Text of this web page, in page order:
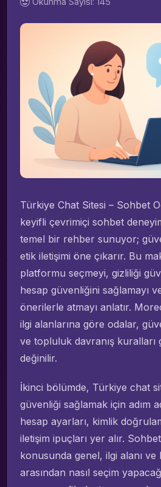
Türkiye Chat Sitesi – Sohbet
keyifli çevrimiçi sohbet
temel bir rehber sunuyor;
etik iletişimi öne çıkarır. Bu
platformu seçmeyi, gizliliği
hesap güvenliğini sağlamayı
önerilerle atmayı anlatır.
ilgi alanlarına göre odalar,
ve topluluk davranış kuralları
değinilir.
İkinci bölümde, Türkiye chat
güvenliği sağlamak için adım
hesap ayarları, kimlik
iletişim ipuçları yer alır.
konusunda genel, ilgi alanı
arasından nasıl seçim